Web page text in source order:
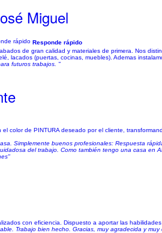
Miguel
Responde rápido
de gran calidad y materiales de primera. Nos
lacados (puertas, cocinas, muebles). Ademas
futuros trabajos. "
color de PINTURA deseado por el cliente,
Simplemente buenos profesionales: Respuesta
del trabajo. Como también tengo una casa
con eficiencia. Dispuesto a aportar las
Trabajo bien hecho. Gracias, muy agradecida y muy